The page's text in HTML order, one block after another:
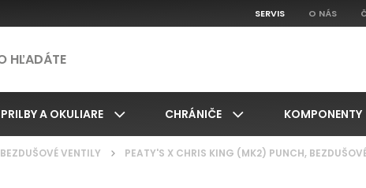
SERVIS O NÁS
PRILBY A OKULIARE CHRÁNIČE KOMPONENTY
BEZDUŠOVÉ VENTILY / PEATY'S X CHRIS KING (MK2) PUNCH,